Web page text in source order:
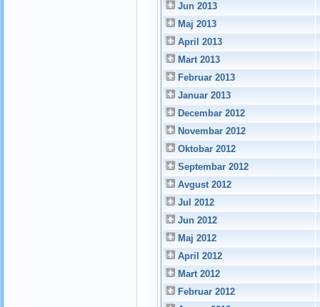
Jun 2013
Maj 2013
April 2013
Mart 2013
Februar 2013
Januar 2013
Decembar 2012
Novembar 2012
Oktobar 2012
Septembar 2012
Avgust 2012
Jul 2012
Jun 2012
Maj 2012
April 2012
Mart 2012
Februar 2012